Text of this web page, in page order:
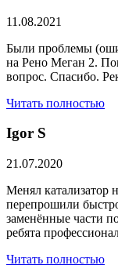
11.08.2021
Были проблемы
на Рено Меган 2.
вопрос. Спасибо.
Читать полностью
​Igor S
21.07.2020
Менял катализатор
перепрошили
заменённые части
ребята
Читать полностью